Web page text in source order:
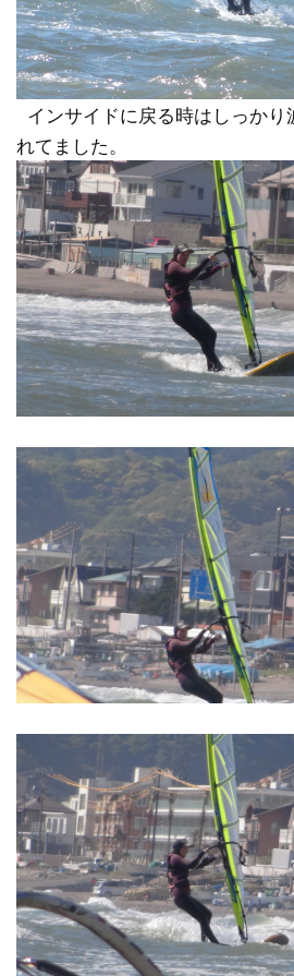
インサイドに戻る時はしっかり
れてました。